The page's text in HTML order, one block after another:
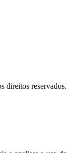
direitos reservados.